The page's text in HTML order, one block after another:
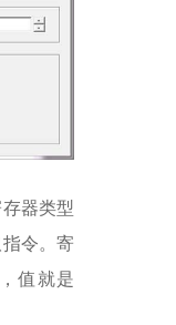
器类型
令。寄
值就是